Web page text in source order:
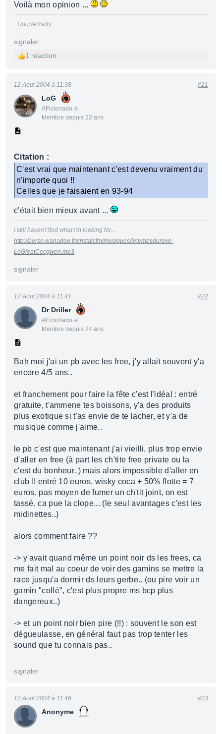
Voilà mon opinion ...
_HouSeTraXx_
signaler
1 réaction
LoG
AFicionado·a
Membre depuis 22 ans
12 Aout 2004 à 11:38 #21
Citation :
C'est vrai que maintenant c'est devenu vraiment du
n'importe quoi !!
Celles que je faisaient en 93-94
c'était bien mieux avant ...
I still haven't find what i'm looking for...
http://perso.wanadoo.fr/cristalcfm/musiques/letempsdureve-
LoGfeatCecgwen.mp3
signaler
Dr Driller
AFicionado·a
Membre depuis 24 ans
12 Aout 2004 à 11:41 #22
Bah moi j'ai un pb avec les free, j'y allait souvent y'a
encore 4/5 ans..
et franchement pour faire la fête c'est l'idéal : entré
gratuite, t'ammene tes boissons, y'a des produits
plus exotique si t'as envie de te lacher, et y'a de
musique comme j'aime..
le pb c'est que maintenant j'ai vieilli, plus trop envie
d'aller en free (à part les ch'tite free private ou la
c'est du bonheur..) mais alors impossible d'aller en
club !! entré 10 euros, wisky coca + 50% flotte = 7
euros, pas moyen de fumer un ch'tit joint, on est
tassé, ca pue la clope... (le seul avantages c'est les
midinettes..)
alors comment faire ??
-> y'avait quand même un point noir ds les frees, ca
me fait mal au coeur de voir des gamins se mettre la
race jusqu'a dormir ds leurs gerbe.. (ou pire voir un
gamin "collé", c'est plus propre ms bcp plus
dangereux..)
-> et un point noir bien pire (!!) : souvent le son est
dégueulasse, en général faut pas trop tenter les
sound que tu connais pas..
signaler
Anonyme
12 Aout 2004 à 11:46 #23